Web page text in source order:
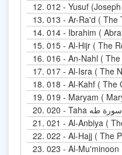
12.
13.
14.
15.
16.
17.
18.
19.
20.
020 - Taha سورة طه
21.
22.
23.